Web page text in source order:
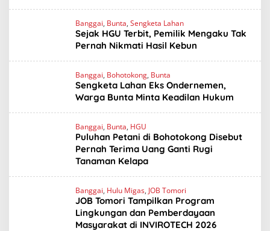
Banggai, Bunta, Sengketa Lahan
Sejak HGU Terbit, Pemilik Mengaku Tak
Pernah Nikmati Hasil Kebun
Banggai, Bohotokong, Bunta
Sengketa Lahan Eks Ondernemen,
Warga Bunta Minta Keadilan Hukum
Banggai, Bunta, HGU
Puluhan Petani di Bohotokong Disebut
Pernah Terima Uang Ganti Rugi
Tanaman Kelapa
Banggai, Hulu Migas, JOB Tomori
JOB Tomori Tampilkan Program
Lingkungan dan Pemberdayaan
Masyarakat di INVIROTECH 2026